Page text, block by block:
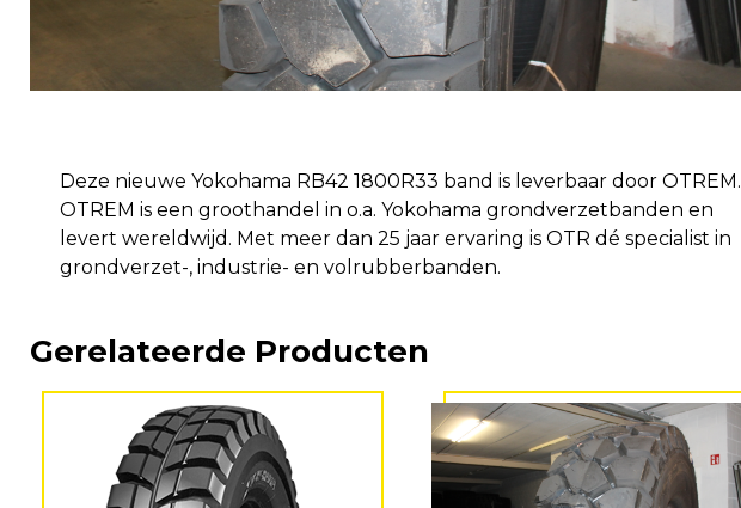
Deze nieuwe Yokohama RB42 1800R33 band is leverbaar door OTREM.
OTREM is een groothandel in o.a. Yokohama grondverzetbanden en
levert wereldwijd. Met meer dan 25 jaar ervaring is OTR dé specialist in
grondverzet-, industrie- en volrubberbanden.
Gerelateerde Producten